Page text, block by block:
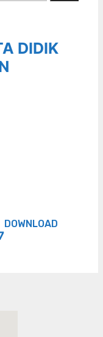
DIDIK
DOWNLOAD